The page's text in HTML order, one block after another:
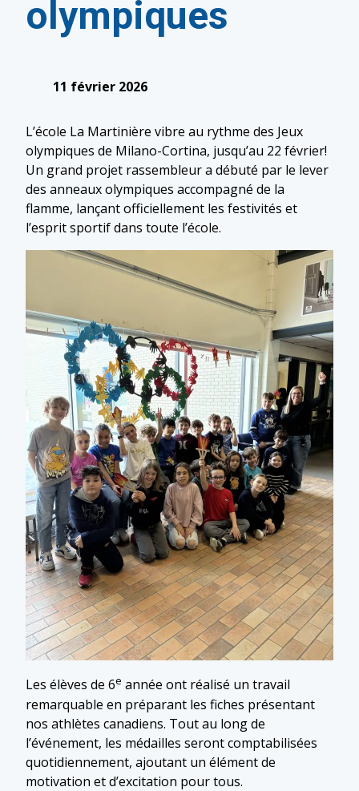
olympiques
11 février 2026
L’école La Martinière vibre au rythme des Jeux
olympiques de Milano-Cortina, jusqu’au 22 février!
Un grand projet rassembleur a débuté par le lever
des anneaux olympiques accompagné de la
flamme, lançant officiellement les festivités et
l’esprit sportif dans toute l’école.
Les élèves de 6e année ont réalisé un travail
remarquable en préparant les fiches présentant
nos athlètes canadiens. Tout au long de
l’événement, les médailles seront comptabilisées
quotidiennement, ajoutant un élément de
motivation et d’excitation pour tous.